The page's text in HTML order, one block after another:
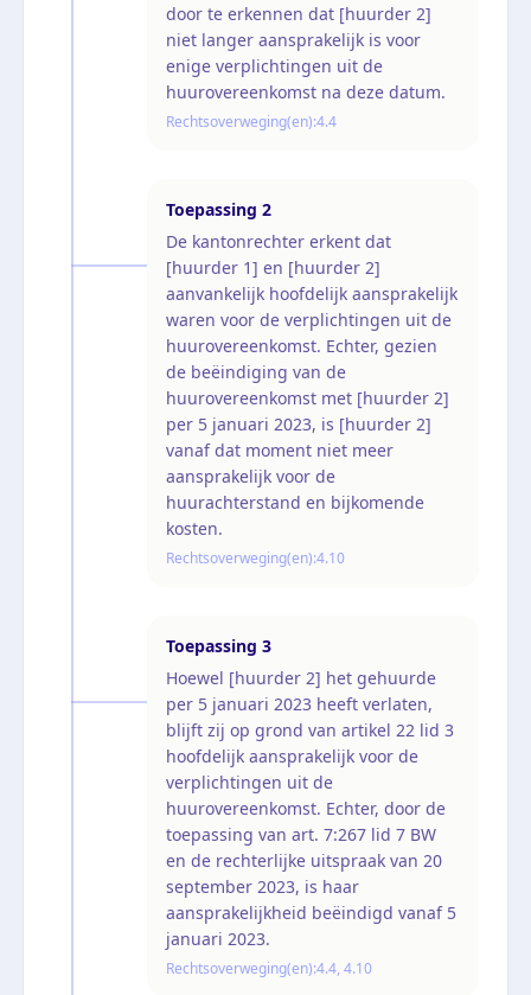
door te erkennen dat [huurder 2]
niet langer aansprakelijk is voor
enige verplichtingen uit de
huurovereenkomst na deze datum.
Rechtsoverweging(en):4.4
Toepassing 2
De kantonrechter erkent dat
[huurder 1] en [huurder 2]
aanvankelijk hoofdelijk aansprakelijk
waren voor de verplichtingen uit de
huurovereenkomst. Echter, gezien
de beëindiging van de
huurovereenkomst met [huurder 2]
per 5 januari 2023, is [huurder 2]
vanaf dat moment niet meer
aansprakelijk voor de
huurachterstand en bijkomende
kosten.
Rechtsoverweging(en):4.10
Toepassing 3
Hoewel [huurder 2] het gehuurde
per 5 januari 2023 heeft verlaten,
blijft zij op grond van artikel 22 lid 3
hoofdelijk aansprakelijk voor de
verplichtingen uit de
huurovereenkomst. Echter, door de
toepassing van art. 7:267 lid 7 BW
en de rechterlijke uitspraak van 20
september 2023, is haar
aansprakelijkheid beëindigd vanaf 5
januari 2023.
Rechtsoverweging(en):4.4, 4.10